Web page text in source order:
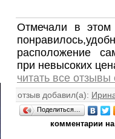
Отмечали в этом
расположение
при невысоких
читать все
отзыв добавил(а):
Поделиться…
комментарии